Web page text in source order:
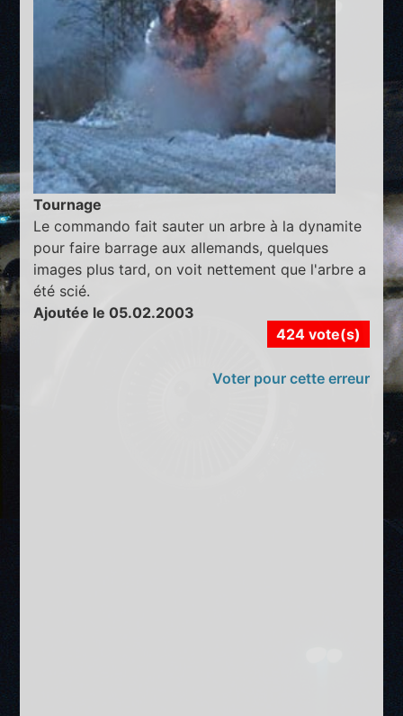
Tournage
Le commando fait sauter un arbre à la dynamite
pour faire barrage aux allemands, quelques
images plus tard, on voit nettement que l'arbre a
été scié.
Ajoutée le 05.02.2003
424 vote(s)
Voter pour cette erreur